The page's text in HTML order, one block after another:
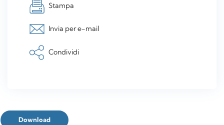
Stampa
Invia per e-mail
Condividi
Download